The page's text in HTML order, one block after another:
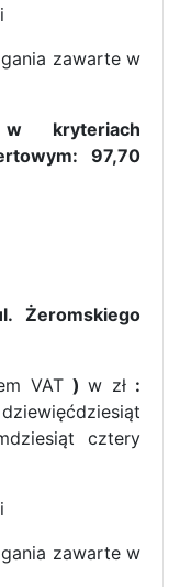
zawarte w
kryteriach
97,70
Żeromskiego
VAT)w zł :
cztery
zawarte w